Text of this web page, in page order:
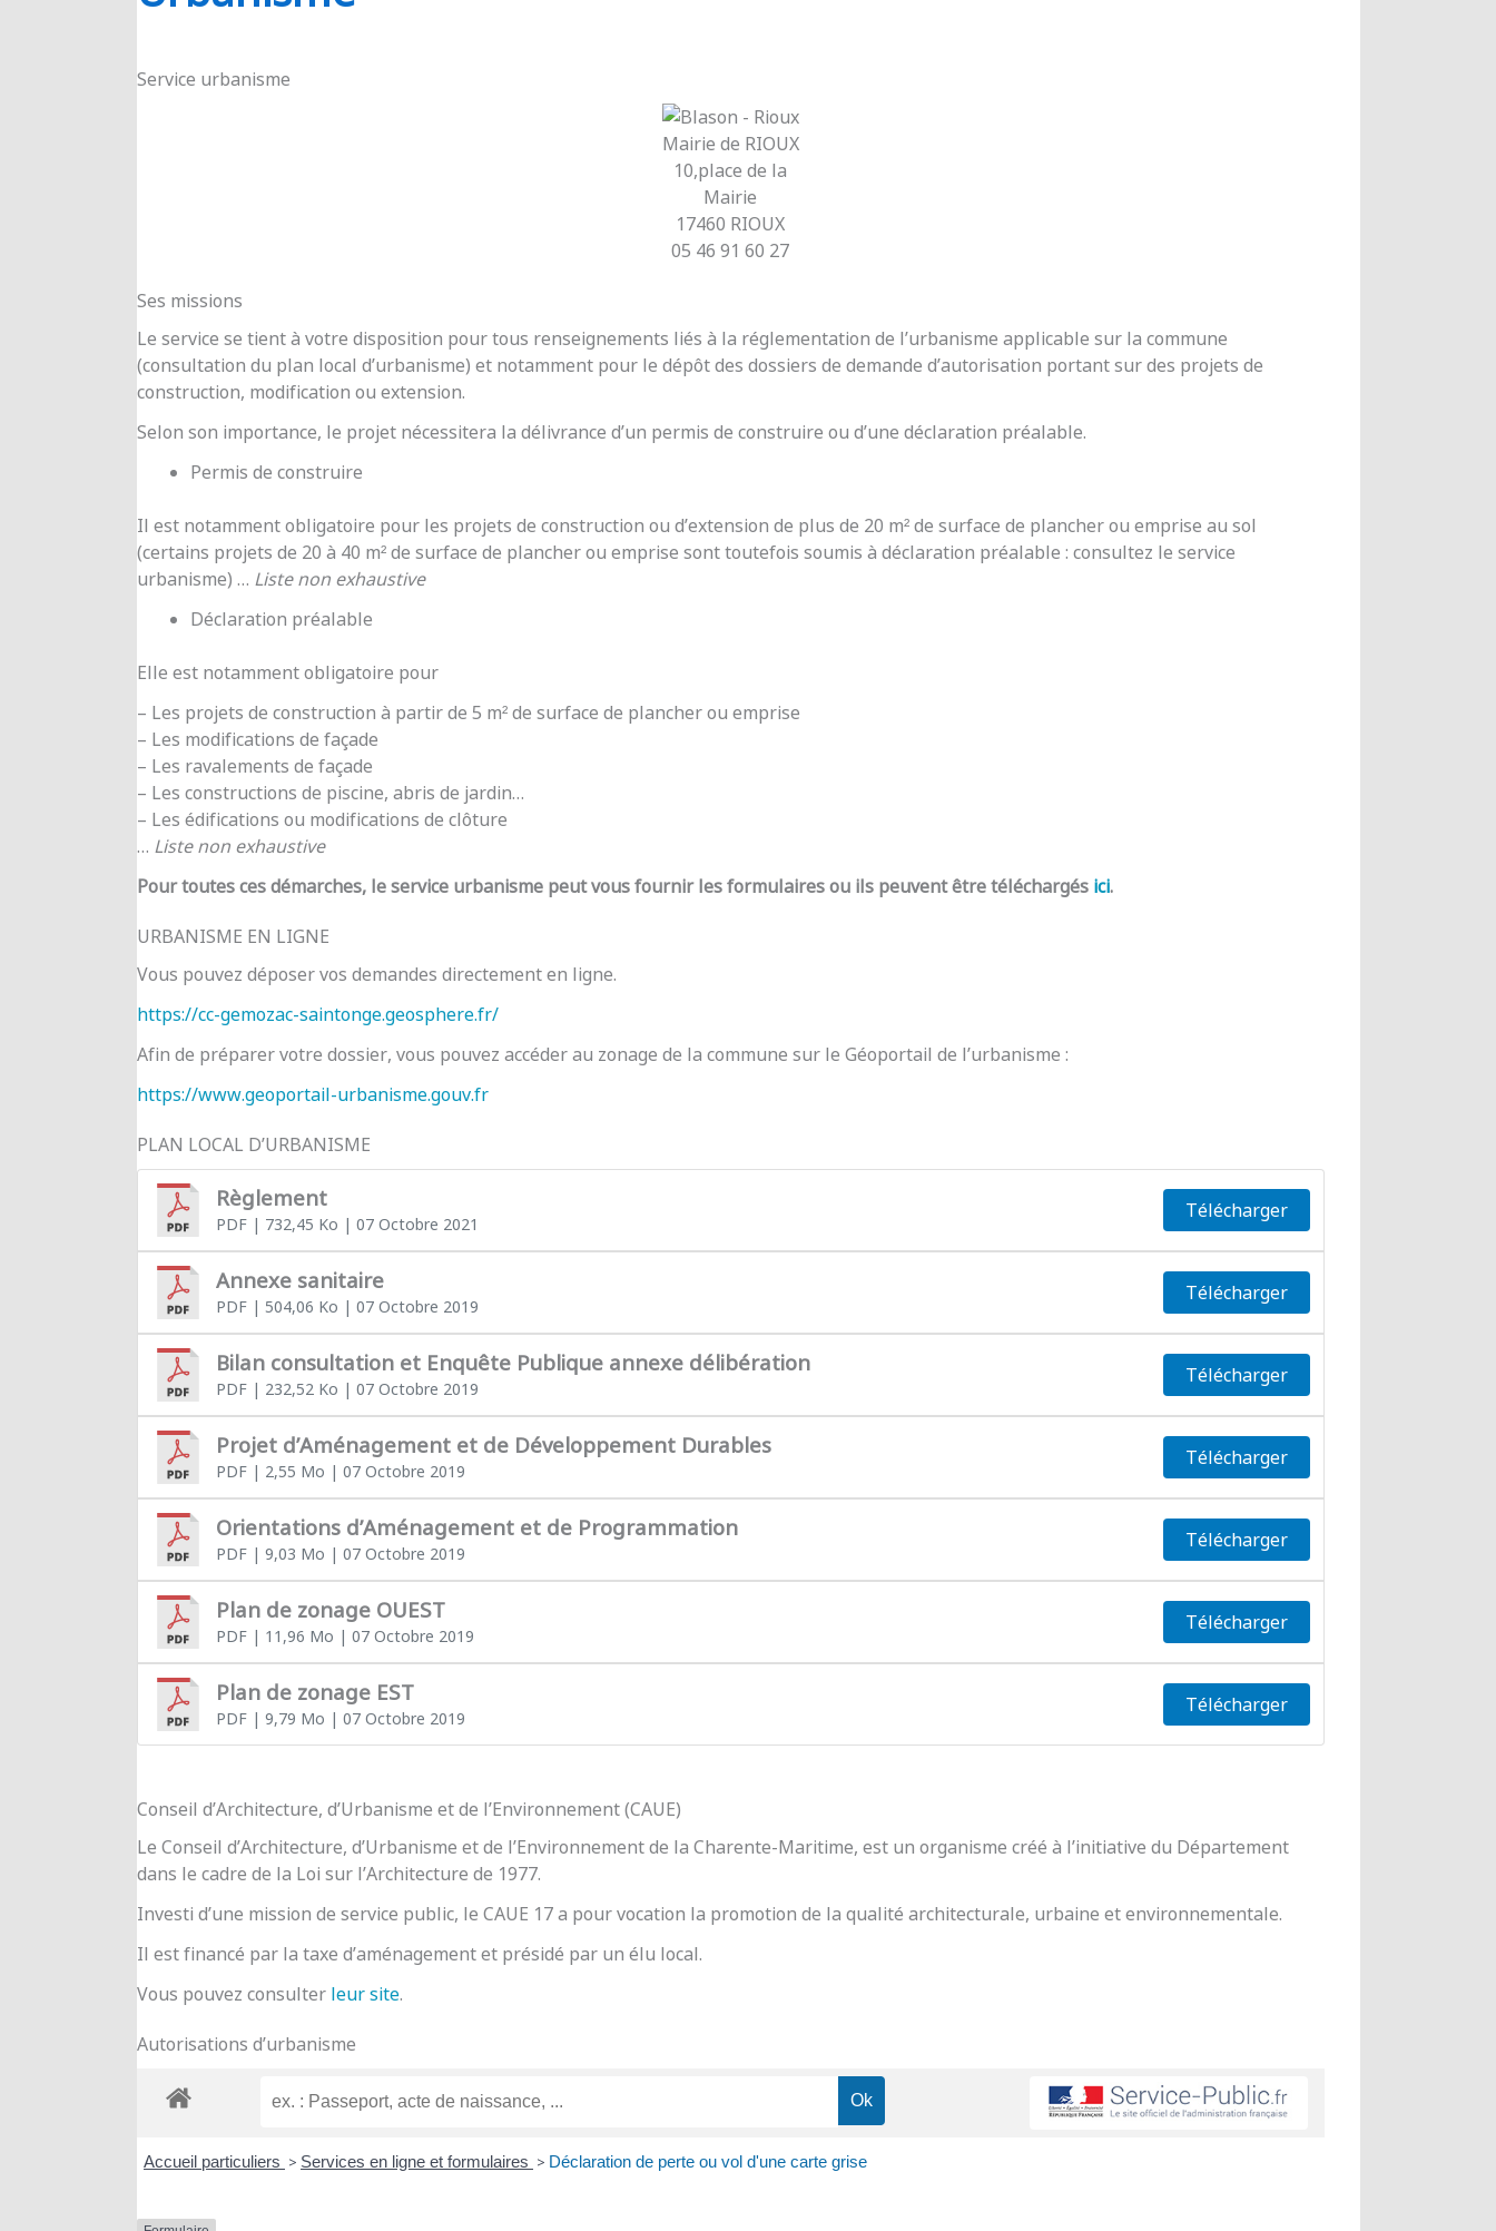
Service urbanisme
Mairie de RIOUX
10,place de la
Mairie
17460 RIOUX
05 46 91 60 27
Ses missions
Le service se tient à votre disposition pour tous renseignements liés à la réglementation de l’urbanisme applicable sur la commune
(consultation du plan local d’urbanisme) et notamment pour le dépôt des dossiers de demande d’autorisation portant sur des projets de
construction, modification ou extension.
Selon son importance, le projet nécessitera la délivrance d’un permis de construire ou d’une déclaration préalable.
Permis de construire
Il est notamment obligatoire pour les projets de construction ou d’extension de plus de 20 m² de surface de plancher ou emprise au sol
(certains projets de 20 à 40 m² de surface de plancher ou emprise sont toutefois soumis à déclaration préalable : consultez le service
urbanisme) … Liste non exhaustive
Déclaration préalable
Elle est notamment obligatoire pour
– Les projets de construction à partir de 5 m² de surface de plancher ou emprise
– Les modifications de façade
– Les ravalements de façade
– Les constructions de piscine, abris de jardin…
– Les édifications ou modifications de clôture
… Liste non exhaustive
Pour toutes ces démarches, le service urbanisme peut vous fournir les formulaires ou ils peuvent être téléchargés ici.
URBANISME EN LIGNE
Vous pouvez déposer vos demandes directement en ligne.
https://cc-gemozac-saintonge.geosphere.fr/
Afin de préparer votre dossier, vous pouvez accéder au zonage de la commune sur le Géoportail de l’urbanisme :
https://www.geoportail-urbanisme.gouv.fr
PLAN LOCAL D’URBANISME
Règlement
PDF| 732,45 Ko | 07 Octobre 2021
Télécharger
Annexe sanitaire
PDF| 504,06 Ko | 07 Octobre 2019
Télécharger
Bilan consultation et Enquête Publique annexe délibération
PDF| 232,52 Ko | 07 Octobre 2019
Télécharger
Projet d’Aménagement et de Développement Durables
PDF| 2,55 Mo | 07 Octobre 2019
Télécharger
Orientations d’Aménagement et de Programmation
PDF| 9,03 Mo | 07 Octobre 2019
Télécharger
Plan de zonage OUEST
PDF| 11,96 Mo | 07 Octobre 2019
Télécharger
Plan de zonage EST
PDF| 9,79 Mo | 07 Octobre 2019
Télécharger
Conseil d’Architecture, d’Urbanisme et de l’Environnement (CAUE)
Le Conseil d’Architecture, d’Urbanisme et de l’Environnement de la Charente-Maritime, est un organisme créé à l’initiative du Département
dans le cadre de la Loi sur l’Architecture de 1977.
Investi d’une mission de service public, le CAUE 17 a pour vocation la promotion de la qualité architecturale, urbaine et environnementale.
Il est financé par la taxe d’aménagement et présidé par un élu local.
Vous pouvez consulter leur site.
Autorisations d’urbanisme
Accueil particuliers > Services en ligne et formulaires > Déclaration de perte ou vol d'une carte grise